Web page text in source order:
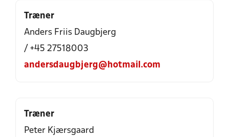
Træner
Anders Friis Daugbjerg
/ +45 27518003
andersdaugbjerg@hotmail.com
Træner
Peter Kjærsgaard